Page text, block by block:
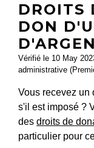
DROITS
DON
Vérifié le 10 May
administrative
Vous recevez un
s'il est imposé ?
des droits de
particulier pour